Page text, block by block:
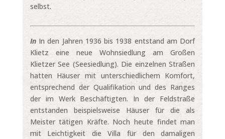
selbst.
InIn den Jahren 1936 bis 1938 entstand am Dorf
Klietz eine neue Wohnsiedlung am Großen
Klietzer See (Seesiedlung). Die einzelnen Straßen
hatten Häuser mit unterschiedlichem Komfort,
entsprechend der Qualifikation und des Ranges
der im Werk Beschäftigten. In der Feldstraße
entstanden beispielsweise Häuser für die als
Meister tätigen Kräfte. Noch heute findet man
mit Leichtigkeit die Villa für den damaligen